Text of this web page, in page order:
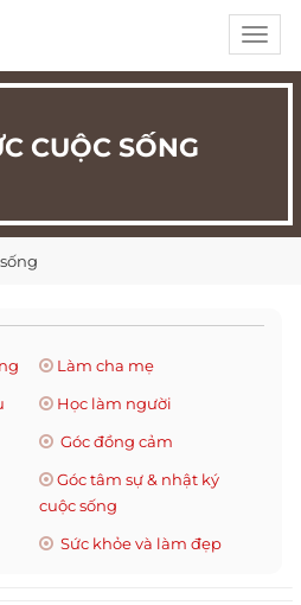
CUỘC SỐNG
Làm cha mẹ
Học làm người
Góc đồng cảm
Góc tâm sự & nhật ký
cuộc sống
Sức khỏe và làm đẹp